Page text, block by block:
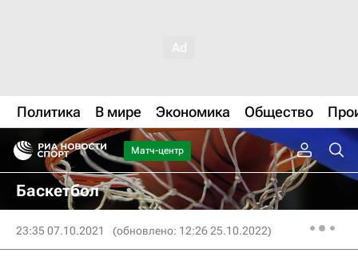
Политика В мире Экономика Общество
Матч-центр
Баскетбол
23:35 07.10.2021 (обновлено: 12:26 25.10.2022)